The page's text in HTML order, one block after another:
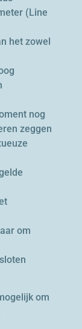
(Line
het zowel
nog
zeggen
om
om